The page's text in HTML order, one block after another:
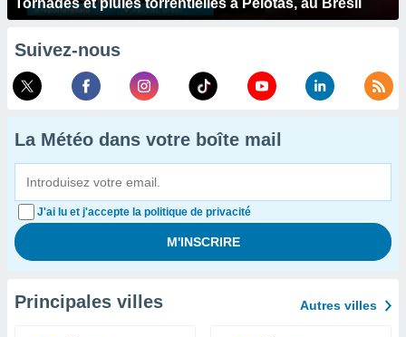
Tornades et pluies torrentielles à Pelotas, au Brésil
Suivez-nous
La Météo dans votre boîte mail
J'ai lu et j'accepte la politique de privacité
Principales villes Autres villes